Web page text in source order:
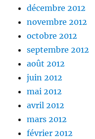
décembre 2012
novembre 2012
octobre 2012
septembre 2012
août 2012
juin 2012
mai 2012
avril 2012
mars 2012
février 2012